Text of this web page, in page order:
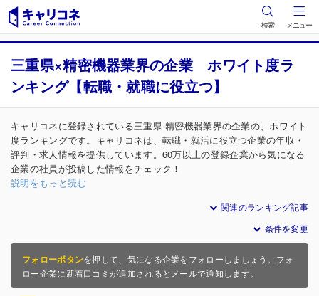
検索 メニュー
三重県×精密機器業界の企業 ホワイト度ラ
ンキング【転職・就職に役立つ】
キャリコネに登録されている三重県 精密機器業界の企業の、ホワイト
度ランキングです。キャリコネは、転職・就活に役立つ企業の年収・
評判・求人情報を提供しています。60万以上の登録企業から気になる
企業の社員が投稿した情報をチェック！
説明をもっと読む
関連のランキング記事
条件を変更
フォローボタンを押して、気になる企業をフォローしましょう。フォ
ロー企業に新着口コミが追加されるとメールで通知します。